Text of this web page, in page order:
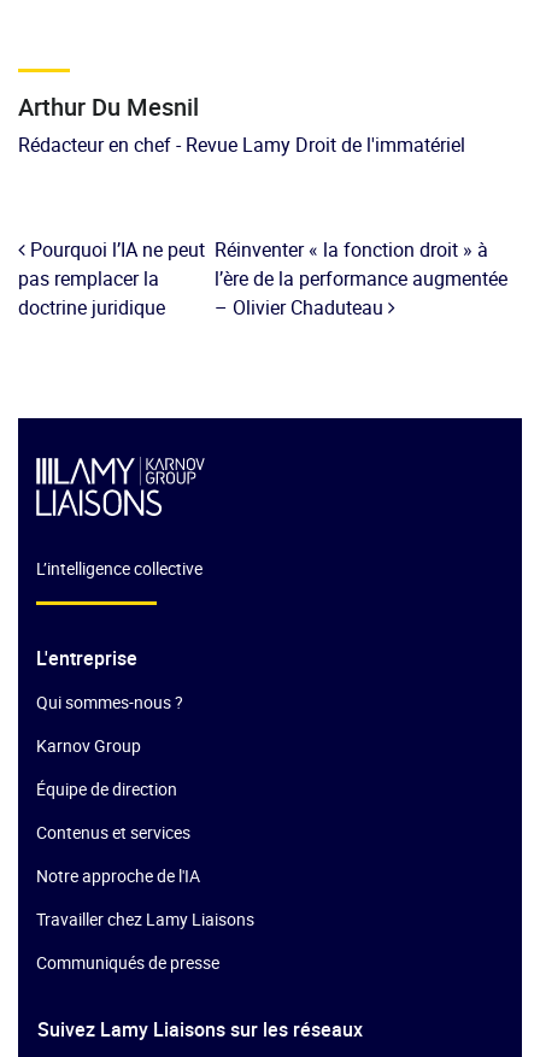
Arthur Du Mesnil
Rédacteur en chef - Revue Lamy Droit de l'immatériel
Pourquoi l’IA ne peut
pas remplacer la
doctrine juridique
Réinventer « la fonction droit » à
l’ère de la performance augmentée
– Olivier Chaduteau
L’intelligence collective
L'entreprise
Qui sommes-nous ?
Karnov Group
Équipe de direction
Contenus et services
Notre approche de l'IA
Travailler chez Lamy Liaisons
Communiqués de presse
Suivez Lamy Liaisons sur les réseaux